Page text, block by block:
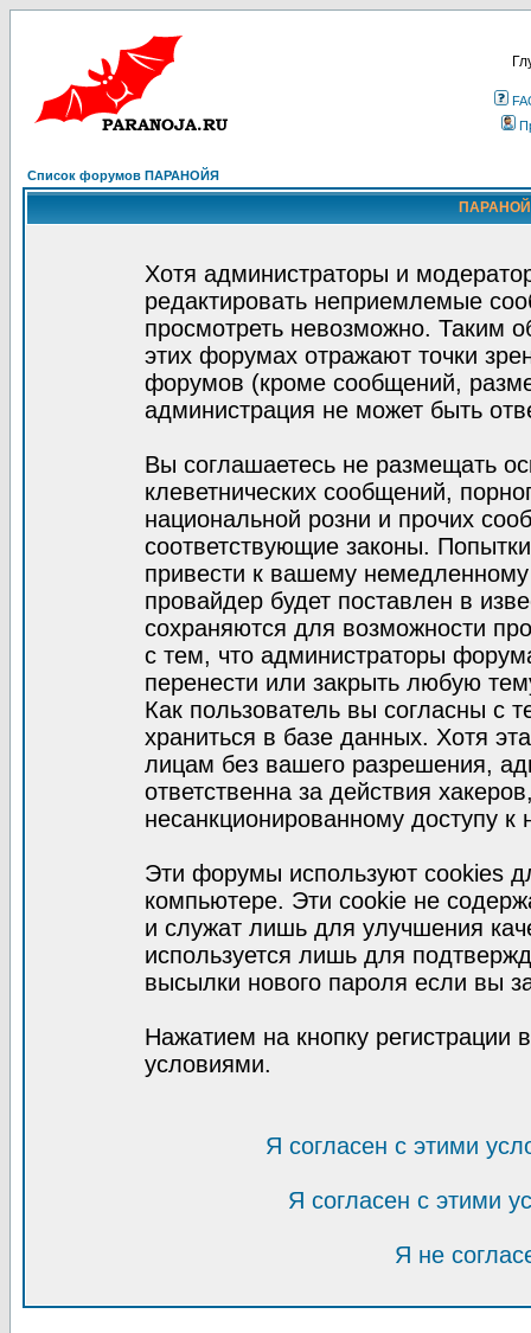
Список форумов ПАРАНОЙЯ
Хотя администраторы и
редактировать неприемлемые
просмотреть невозможно. Таким
этих форумах отражают точки
форумов (кроме сообщений,
администрация не может быть
Вы соглашаетесь не размещать
клеветнических сообщений,
национальной розни и прочих
соответствующие законы.
привести к вашему
провайдер будет поставлен в
сохраняются для возможности
с тем, что администраторы
перенести или закрыть любую
Как пользователь вы согласны с
храниться в базе данных. Хотя
лицам без вашего разрешения,
ответственна за действия
несанкционированному доступу к
Эти форумы используют cookies
компьютере. Эти cookie не
и служат лишь для улучшения
используется лишь для
высылки нового пароля если вы
Нажатием на кнопку регистрации
условиями.
Я согласен с этими
Я согласен с этими
Я не